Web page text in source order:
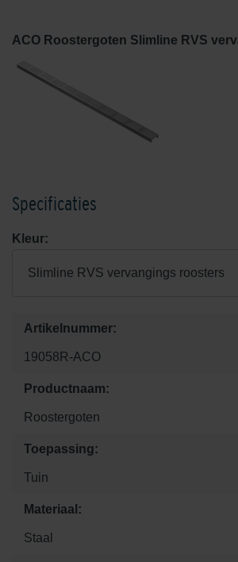
ACO Roostergoten Slimline RVS
Specificaties
Kleur:
Slimline RVS vervangings roosters
Artikelnummer:
19058R-ACO
Productnaam:
Roostergoten
Toepassing:
Tuin
Materiaal:
Staal